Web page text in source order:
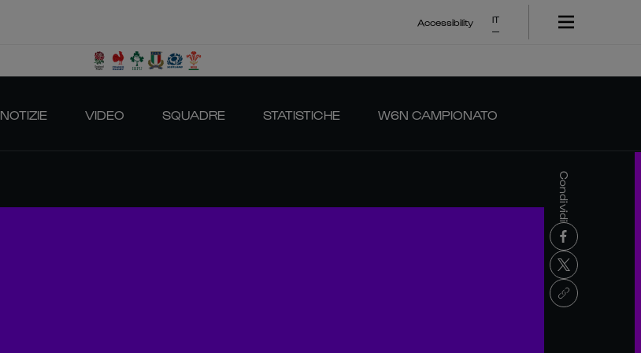
Accessibility IT
NOTIZIE VIDEO SQUADRE STATISTICHE W6N CAMPIONATO
Condividi